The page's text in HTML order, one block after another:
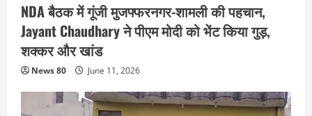
NDA बैठक में गूंजी मुजफ्फरनगर-शामली की पहचान,
Jayant Chaudhary ने पीएम मोदी को भेंट किया गुड़,
शक्कर और खांड
News 80 June 11, 2026